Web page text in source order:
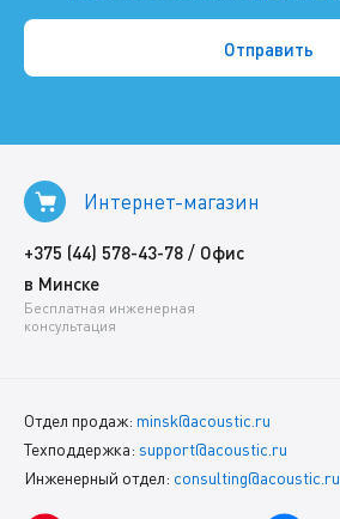
Интернет-магазин
+375 (44) 578-43-78 / Офис
в Минске
Бесплатная инженерная
консультация
Отдел продаж: minsk@acoustic.ru
Техподдержка: support@acoustic.ru
Инженерный отдел: consulting@acoustic.ru